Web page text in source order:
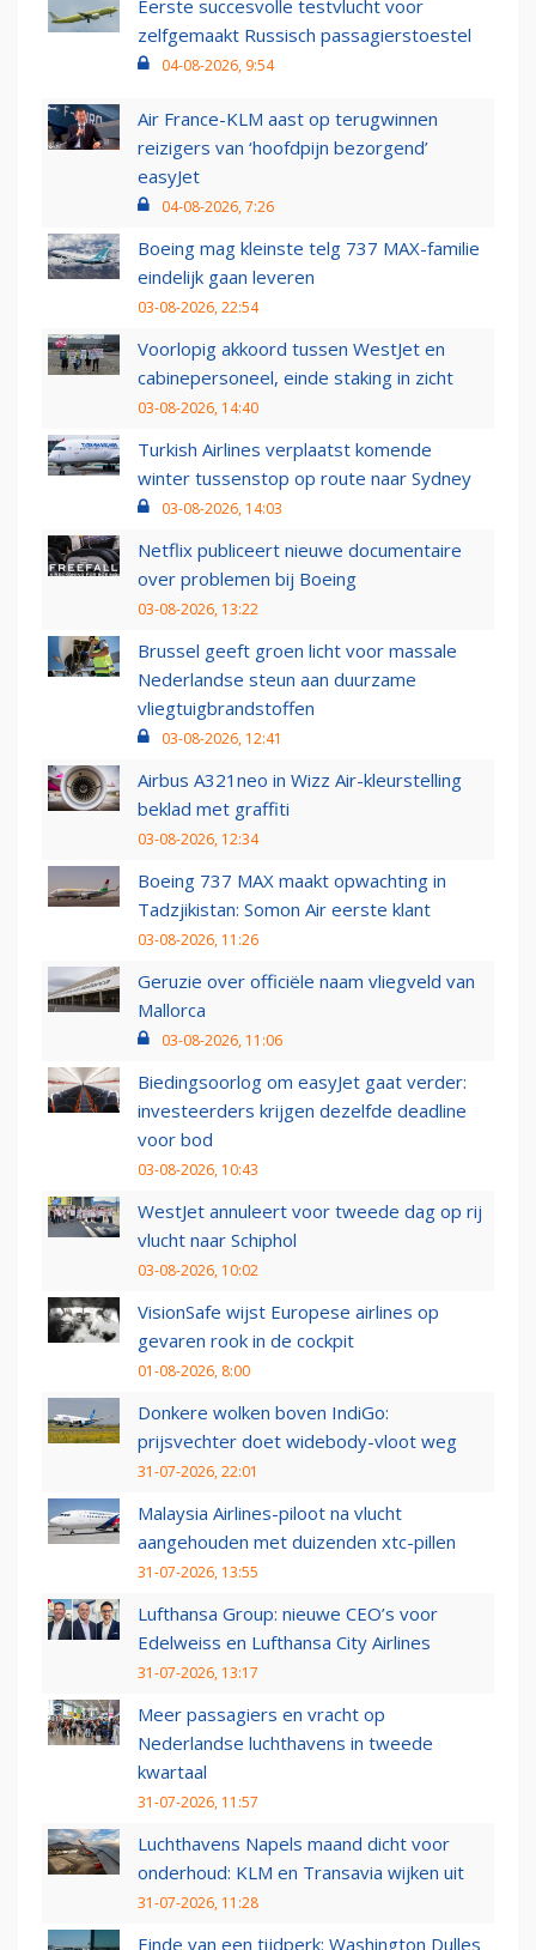
Eerste succesvolle testvlucht voor
zelfgemaakt Russisch passagierstoestel
04-08-2026, 9:54
Air France-KLM aast op terugwinnen
reizigers van ‘hoofdpijn bezorgend’
easyJet
04-08-2026, 7:26
Boeing mag kleinste telg 737 MAX-familie
eindelijk gaan leveren
03-08-2026, 22:54
Voorlopig akkoord tussen WestJet en
cabinepersoneel, einde staking in zicht
03-08-2026, 14:40
Turkish Airlines verplaatst komende
winter tussenstop op route naar Sydney
03-08-2026, 14:03
Netflix publiceert nieuwe documentaire
over problemen bij Boeing
03-08-2026, 13:22
Brussel geeft groen licht voor massale
Nederlandse steun aan duurzame
vliegtuigbrandstoffen
03-08-2026, 12:41
Airbus A321neo in Wizz Air-kleurstelling
beklad met graffiti
03-08-2026, 12:34
Boeing 737 MAX maakt opwachting in
Tadzjikistan: Somon Air eerste klant
03-08-2026, 11:26
Geruzie over officiële naam vliegveld van
Mallorca
03-08-2026, 11:06
Biedingsoorlog om easyJet gaat verder:
investeerders krijgen dezelfde deadline
voor bod
03-08-2026, 10:43
WestJet annuleert voor tweede dag op rij
vlucht naar Schiphol
03-08-2026, 10:02
VisionSafe wijst Europese airlines op
gevaren rook in de cockpit
01-08-2026, 8:00
Donkere wolken boven IndiGo:
prijsvechter doet widebody-vloot weg
31-07-2026, 22:01
Malaysia Airlines-piloot na vlucht
aangehouden met duizenden xtc-pillen
31-07-2026, 13:55
Lufthansa Group: nieuwe CEO’s voor
Edelweiss en Lufthansa City Airlines
31-07-2026, 13:17
Meer passagiers en vracht op
Nederlandse luchthavens in tweede
kwartaal
31-07-2026, 11:57
Luchthavens Napels maand dicht voor
onderhoud: KLM en Transavia wijken uit
31-07-2026, 11:28
Einde van een tijdperk: Washington Dulles